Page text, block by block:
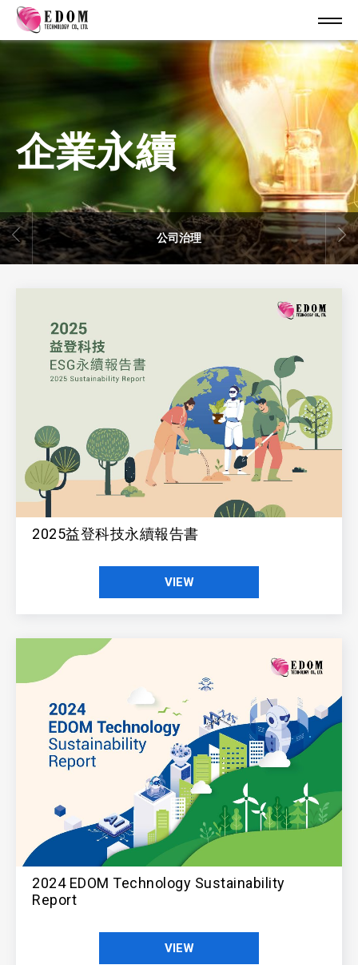
企業永續
公司治理
2025益登科技永續報告書
VIEW
2024 EDOM Technology Sustainability
Report
VIEW